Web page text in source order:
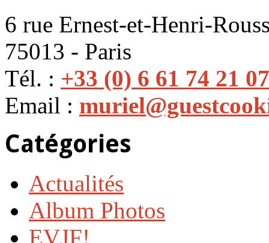
6 rue Ernest-et-Henri-
75013 - Paris
Tél. : +33 (0) 6 61 74 21 07
Email :
Catégories
Actualités
Album Photos
EVJF!